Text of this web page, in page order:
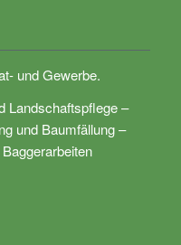
und Gewerbe.
Landschaftspflege –
und Baumfällung –